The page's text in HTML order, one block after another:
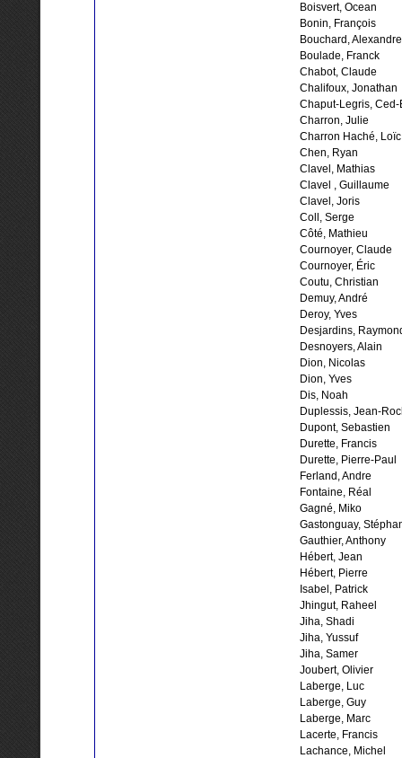
Boisvert, Ocean
Bonin, François
Bouchard, Alexandre
Boulade, Franck
Chabot, Claude
Chalifoux, Jonathan
Chaput-Legris, Ced-
Charron, Julie
Charron Haché, Loïc
Chen, Ryan
Clavel, Mathias
Clavel , Guillaume
Clavel, Joris
Coll, Serge
Côté, Mathieu
Cournoyer, Claude
Cournoyer, Éric
Coutu, Christian
Demuy, André
Deroy, Yves
Desjardins,
Desnoyers, Alain
Dion, Nicolas
Dion, Yves
Dis, Noah
Duplessis, Jean-
Dupont, Sebastien
Durette, Francis
Durette, Pierre-Paul
Ferland, Andre
Fontaine, Réal
Gagné, Miko
Gastonguay,
Gauthier, Anthony
Hébert, Jean
Hébert, Pierre
Isabel, Patrick
Jhingut, Raheel
Jiha, Shadi
Jiha, Yussuf
Jiha, Samer
Joubert, Olivier
Laberge, Luc
Laberge, Guy
Laberge, Marc
Lacerte, Francis
Lachance, Michel